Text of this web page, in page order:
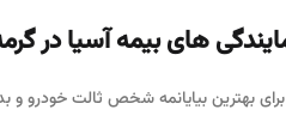
های بیمه آسیا در
بهترین بیایانمه شخص ثالت خودرو و